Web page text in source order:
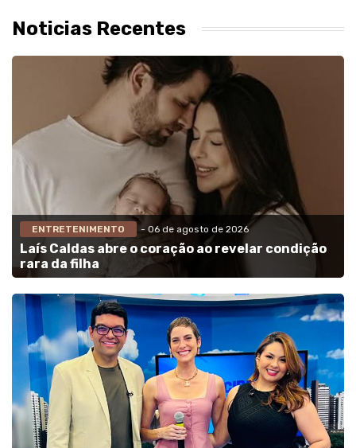
Noticias Recentes
ENTRETENIMENTO - 06 de agosto de 2026
Laís Caldas abre o coração ao revelar condição
rara da filha